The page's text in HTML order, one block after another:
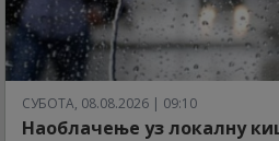
СУБОТА, 08.08.2026 | 09:10
Наоблачење уз локалну